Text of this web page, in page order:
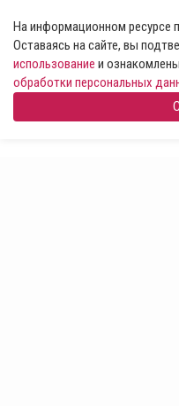
На информационном ресурсе
Оставаясь на сайте, вы
использование и
обработки персональных